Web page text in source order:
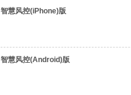
智慧风控(iPhone)版
智慧风控(Android)版